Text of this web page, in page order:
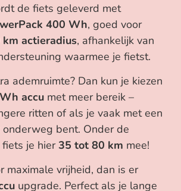
de fiets geleverd met
400 Wh, goed voor
actieradius, afhankelijk van
waarmee je fietst.
ademruimte? Dan kun je kiezen
accu met meer bereik –
ritten of als je vaak met een
bent. Onder de
je hier35 tot 80 km mee!
maximale vrijheid, dan is er
upgrade. Perfect als je lange